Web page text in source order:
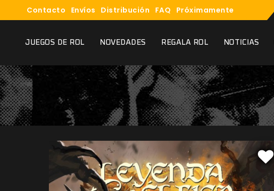
Contacto Envíos Distribución FAQ Próximamente
JUEGOS DE ROL NOVEDADES REGALA ROL NOTICIAS